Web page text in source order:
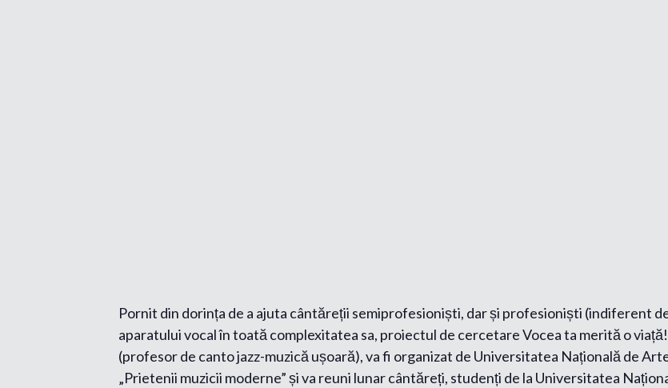
Pornit din dorința de a ajuta cântăreții semiprofesioniști, dar și profesioniști (indiferent
aparatului vocal în toată complexitatea sa, proiectul de cercetare Vocea ta merită o
(profesor de canto jazz-muzică ușoară), va fi organizat de Universitatea Națională de
„Prietenii muzicii moderne” și va reuni lunar cântăreți, studenți de la Universitatea